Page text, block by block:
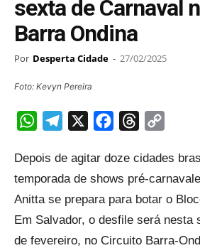
sexta de Carnaval
Barra Ondina
Por Desperta Cidade - 27/02/2025
Foto: Kevyn Pereira
WhatsAppTelegram FacebookThreads
Depois de agitar doze cidades
temporada de shows pré-
Anitta se prepara para botar o
Em Salvador, o desfile será nesta
de fevereiro, no Circuito Barra-